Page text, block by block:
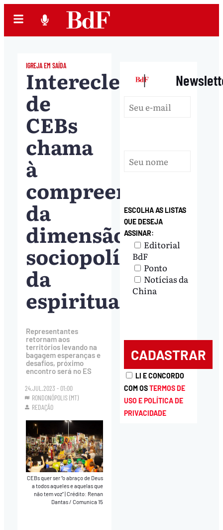
IGREJA EM SAÍDA
Intereclesial
de
CEBs
chama
à
compreensão
da
dimensão
sociopolítica
da
espiritualidade
Representantes
retornam aos
territórios levando na
bagagem esperanças e
desafios, próximo
encontro será no ES
24.JUL.2023 - 01:00
RONDONÓPOLIS (MT)
REDAÇÃO
CEBs quer ser “o abraço de Deus
a todos aqueles e aquelas que
não tem voz”|Crédito: Renan
Dantas / Comunica 15
|
ESCOLHA AS LISTAS
QUE DESEJA
ASSINAR:
Editorial
BdF
Ponto
Notícias da
China
LI E CONCORDO
COM OSTERMOS DE
USO E POLÍTICA DE
PRIVACIDADE